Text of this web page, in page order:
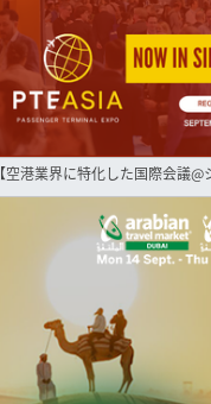
【空港業界に特化した国際会議@